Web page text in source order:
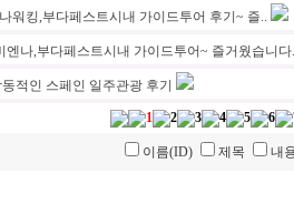
워킹,부다페스트시내 가이드투어 후기~ 즐..
엔나,부다페스트시내 가이드투어~ 즐거웠습니다
적인 스페인 일주관광 후기
1 2 3 4 5 6
이름(ID) 제목 내